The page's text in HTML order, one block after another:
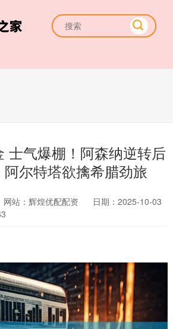
士气爆棚！阿森纳逆转后
尔特塔欲擒希腊劲旅
网站：辉煌优配配资
日期：2025-10-03